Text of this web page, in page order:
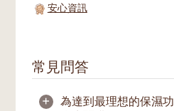
安心資訊
常見問答
+
為達到最理想的保濕